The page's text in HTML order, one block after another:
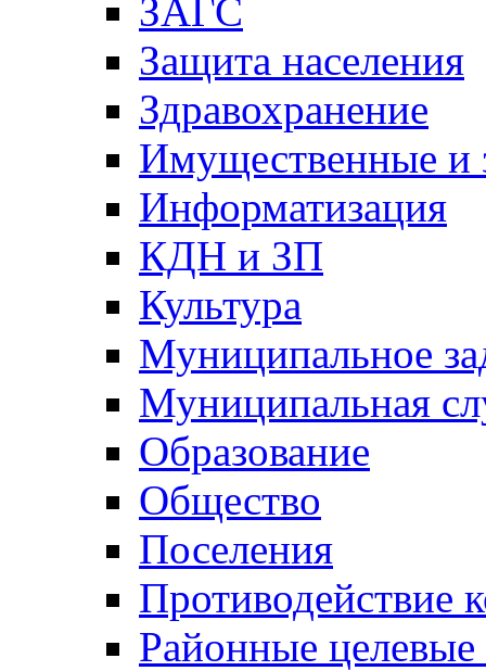
ЗАГС
Защита населения
Здравохранение
Имущественные и
Информатизация
КДН и ЗП
Культура
Муниципальное
Муниципальная
Образование
Общество
Поселения
Противодействие
Районные